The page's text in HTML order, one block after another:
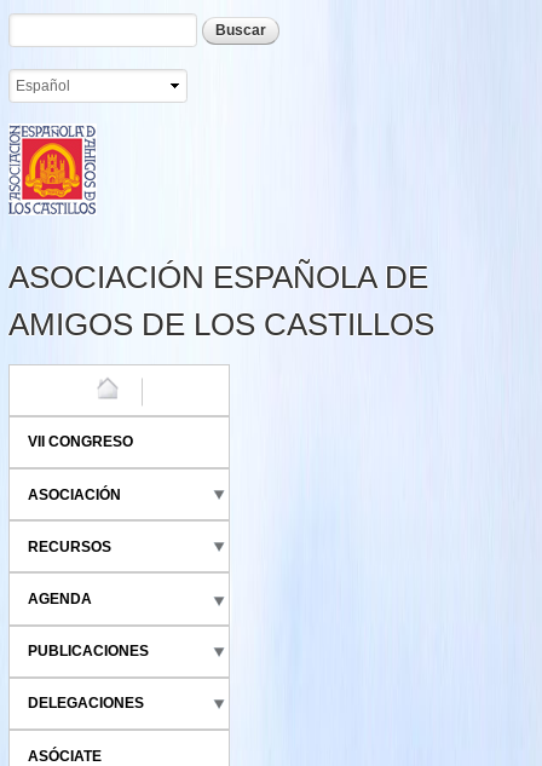
Pasar al
contenido
Formulario de búsqueda
Buscar
ASOCIACIÓN ESPAÑOLA DE
AMIGOS DE LOS CASTILLOS
VII CONGRESO
ASOCIACIÓN
RECURSOS
AGENDA
PUBLICACIONES
DELEGACIONES
ASÓCIATE